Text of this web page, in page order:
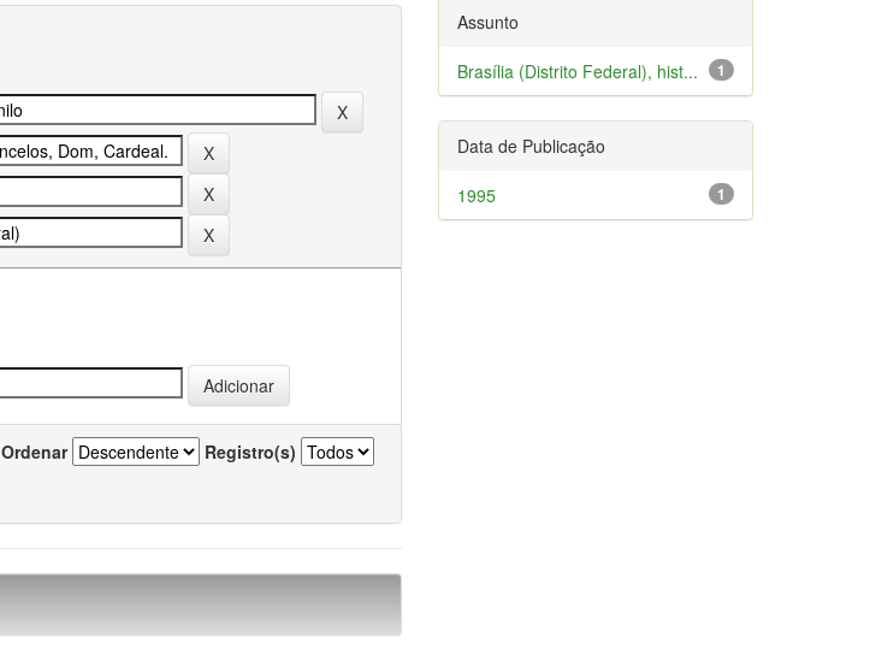
Ordenar Registro(s)
Assunto
1
Brasília (Distrito Federal), hist...
Data de Publicação
1
1995